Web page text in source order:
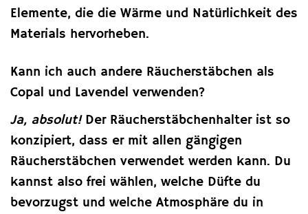
Elemente, die die Wärme und Natürlichkeit des
Materials hervorheben.
Kann ich auch andere Räucherstäbchen als
Copal und Lavendel verwenden?
Ja, absolut!Der Räucherstäbchenhalter ist so
konzipiert, dass er mit allen gängigen
Räucherstäbchen verwendet werden kann. Du
kannst also frei wählen, welche Düfte du
bevorzugst und welche Atmosphäre du in